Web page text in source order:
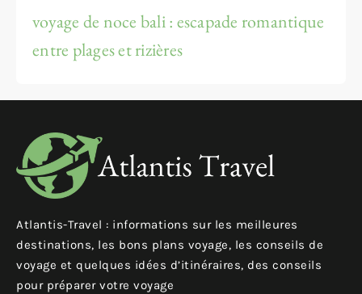
voyage de noce bali : escapade romantique
entre plages et rizières
Atlantis-Travel : informations sur les meilleures
destinations, les bons plans voyage, les conseils de
voyage et quelques idées d’itinéraires, des conseils
pour préparer votre voyage